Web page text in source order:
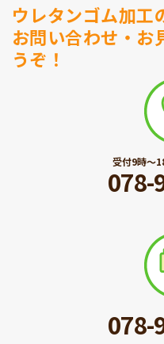
ウレタンゴム加工
お問い合わせ・お
うぞ！
受付9時〜
078-
078-